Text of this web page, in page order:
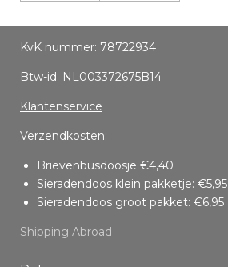
KvK nummer: 78722934
Btw-id: NL003372675B14
Klantenservice
Verzendkosten:
Brievenbusdoosje €4,40
Sieradendoos klein pakketje: €5,95
Sieradendoos groot pakket: €6,95
Shipping Abroad